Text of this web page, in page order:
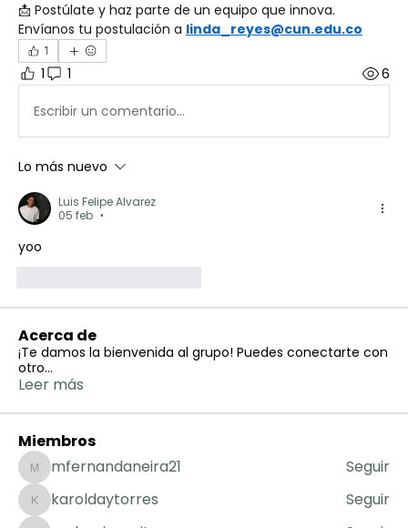
📩 Postúlate y haz parte de un equipo que innova.
Envíanos tu postulación a linda_reyes@cun.edu.co
1
1 1 6
Escribir un comentario...
Lo más nuevo
Luis Felipe Alvarez
05 feb
•
yoo
Acerca de
¡Te damos la bienvenida al grupo! Puedes conectarte con
otro...
Leer más
Miembros
mfernandaneira21
mfernandaneira21 Seguir
karoldaytorres
karoldaytorres
Seguir